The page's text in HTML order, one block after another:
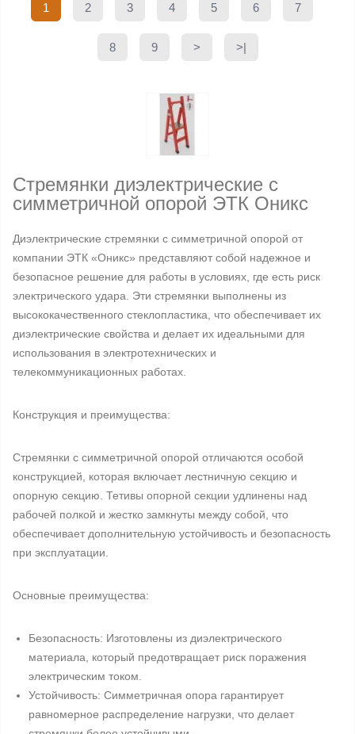
1 2 3 4 5 6 7
8 9 > >|
Стремянки диэлектрические с
симметричной опорой ЭТК Оникс
Диэлектрические стремянки с симметричной опорой от
компании ЭТК «Оникс» представляют собой надежное и
безопасное решение для работы в условиях, где есть риск
электрического удара. Эти стремянки выполнены из
высококачественного стеклопластика, что обеспечивает их
диэлектрические свойства и делает их идеальными для
использования в электротехнических и
телекоммуникационных работах.
Конструкция и преимущества:
Стремянки с симметричной опорой отличаются особой
конструкцией, которая включает лестничную секцию и
опорную секцию. Тетивы опорной секции удлинены над
рабочей полкой и жестко замкнуты между собой, что
обеспечивает дополнительную устойчивость и безопасность
при эксплуатации.
Основные преимущества:
Безопасность: Изготовлены из диэлектрического
материала, который предотвращает риск поражения
электрическим током.
Устойчивость: Симметричная опора гарантирует
равномерное распределение нагрузки, что делает